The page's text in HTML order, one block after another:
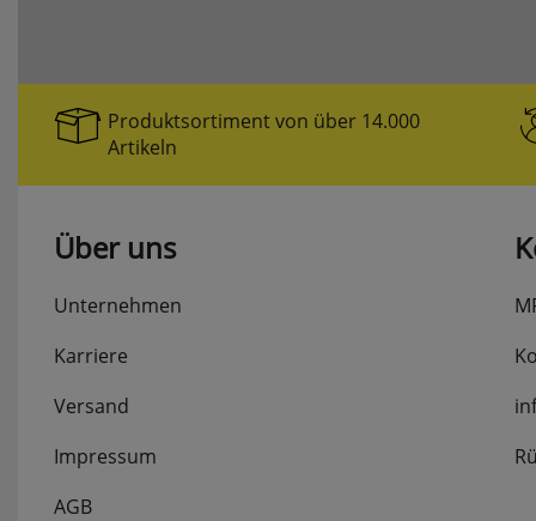
Produktsortiment von über 14.000
Artikeln
Über uns
Unternehmen
Karriere
Versand
Impressum
AGB